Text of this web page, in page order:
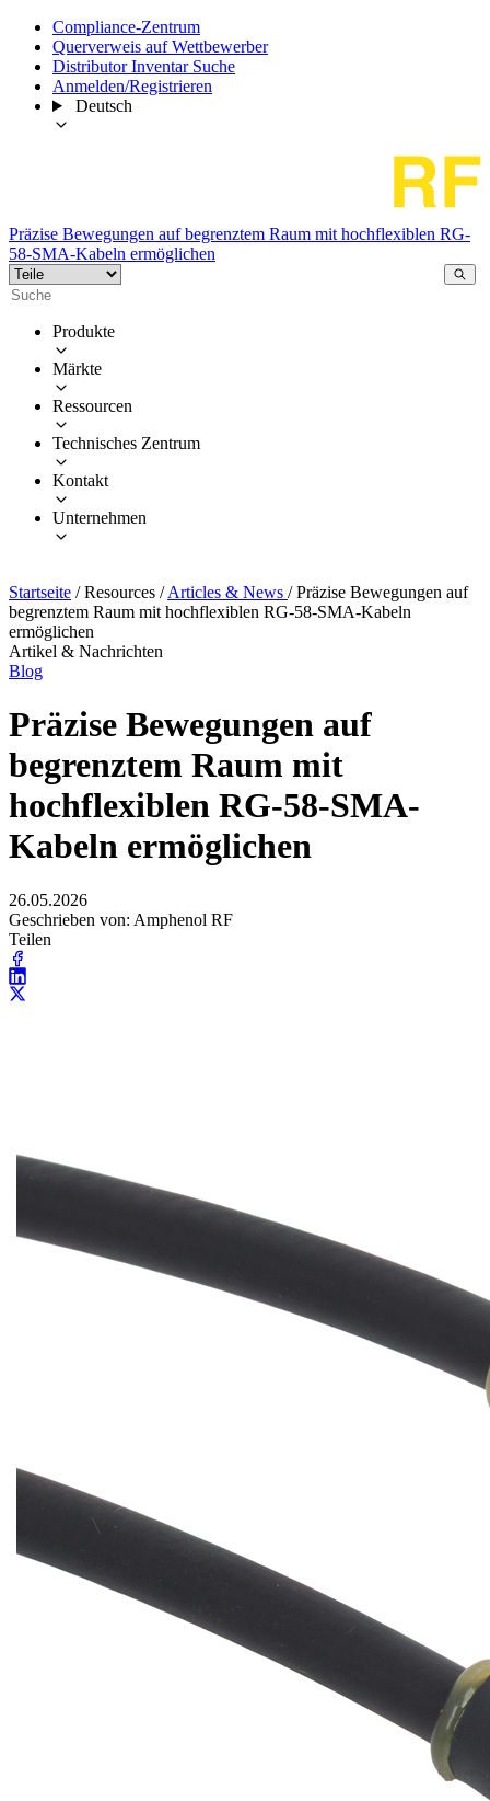
Compliance-Zentrum
Querverweis auf Wettbewerber
Distributor Inventar Suche
Anmelden/Registrieren
Deutsch
Präzise Bewegungen auf begrenztem Raum mit hochflexiblen RG-
58-SMA-Kabeln ermöglichen
Produkte
Märkte
Ressourcen
Technisches Zentrum
Kontakt
Unternehmen
Startseite / Resources / Articles & News / Präzise Bewegungen auf
begrenztem Raum mit hochflexiblen RG-58-SMA-Kabeln
ermöglichen
Artikel & Nachrichten
Blog
Präzise Bewegungen auf
begrenztem Raum mit
hochflexiblen RG-58-SMA-
Kabeln ermöglichen
26.05.2026
Geschrieben von: Amphenol RF
Teilen